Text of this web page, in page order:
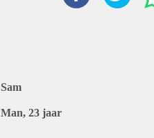
Sam
Man, 23 jaar